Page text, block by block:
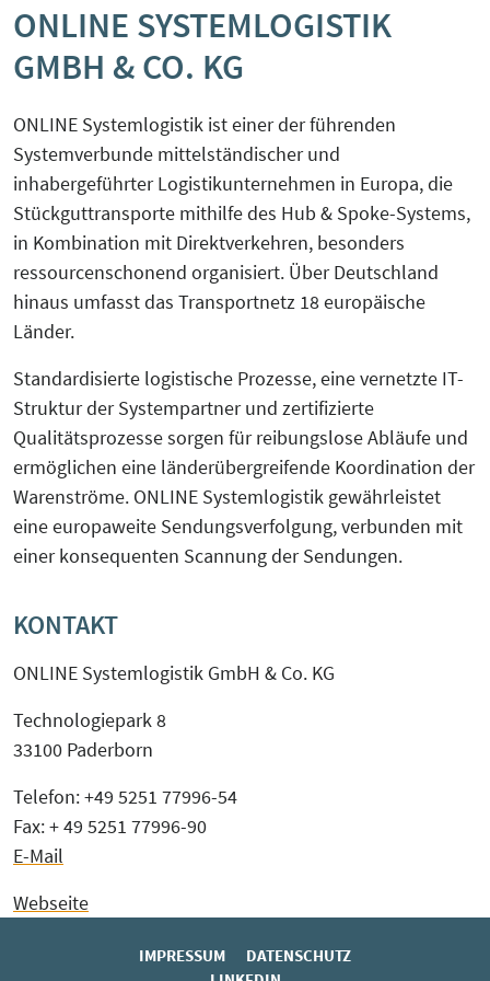
ONLINE SYSTEMLOGISTIK
GMBH & CO. KG
ONLINE Systemlogistik ist einer der führenden
Systemverbunde mittelständischer und
inhabergeführter Logistikunternehmen in Europa, die
Stückguttransporte mithilfe des Hub & Spoke-Systems,
in Kombination mit Direktverkehren, besonders
ressourcenschonend organisiert. Über Deutschland
hinaus umfasst das Transportnetz 18 europäische
Länder.
Standardisierte logistische Prozesse, eine vernetzte IT-
Struktur der Systempartner und zertifizierte
Qualitätsprozesse sorgen für reibungslose Abläufe und
ermöglichen eine länderübergreifende Koordination der
Warenströme. ONLINE Systemlogistik gewährleistet
eine europaweite Sendungsverfolgung, verbunden mit
einer konsequenten Scannung der Sendungen.
KONTAKT
ONLINE Systemlogistik GmbH & Co. KG
Technologiepark 8
33100 Paderborn
Telefon: +49 5251 77996-54
Fax: + 49 5251 77996-90
E-Mail
Webseite
IMPRESSUM
DATENSCHUTZ
KreisEL
Samstag
5G4Industry (ausgelaufen)
DeSiRe-NG (ausgelaufen)
DualStrat (ausgelaufen)
progressivKI (ausgelaufen)
Kreislaufwirtschaft-Frugale Innovation-
Peer Group zur EU Taxonomie
Verordnung mit Unternehmen und
Finanzakteuren aus OWL
Social-Media-Sprechtage
Website-Check OWL